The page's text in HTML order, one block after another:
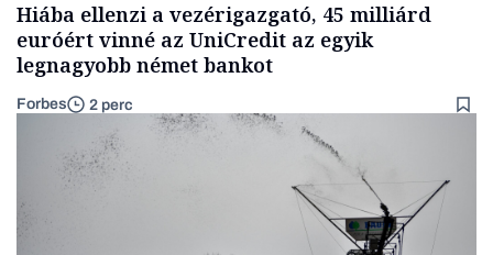
Hiába ellenzi a vezérigazgató, 45 milliárd
euróért vinné az UniCredit az egyik
legnagyobb német bankot
Forbes 2 perc